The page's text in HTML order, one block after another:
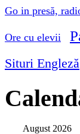
Go in presă,
Ore cu elevii
Situri Engleză
August 2026